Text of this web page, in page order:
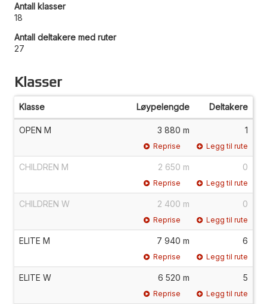
Antall klasser
18
Antall deltakere med ruter
27
Klasser
Klasse Løypelengde Deltakere
OPEN M 3 880 m 1
Reprise Legg til rute
CHILDREN M 2 650 m 0
Reprise Legg til rute
CHILDREN W 2 400 m 0
Reprise Legg til rute
ELITE M 7 940 m 6
Reprise Legg til rute
ELITE W 6 520 m 5
Reprise Legg til rute